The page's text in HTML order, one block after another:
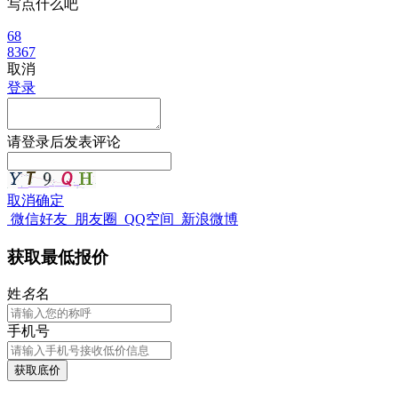
写点什么吧
68
8367
取消
登录
请登录后发表评论
取消确定
微信好友 朋友圈 QQ空间 新浪微博
获取最低报价
姓名名
手机号
获取底价